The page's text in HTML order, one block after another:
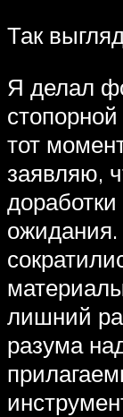
Так
Я делал
тот
заявляю,
ожидания.
лишний
разума